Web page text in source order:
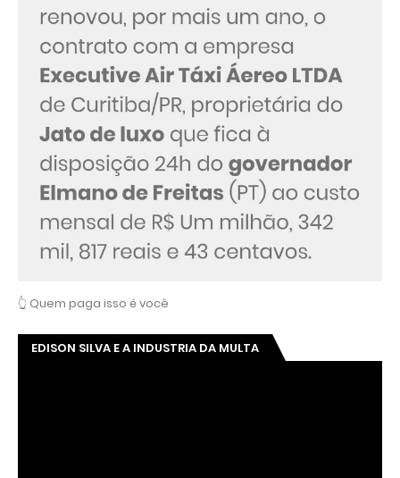
👆 Quem paga isso é você
EDISON SILVA E A INDUSTRIA DA MULTA